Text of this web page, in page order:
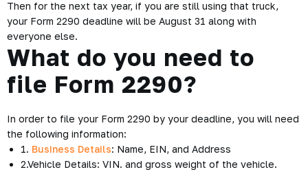
Then for the next tax year, if you are still using that truck,
your Form 2290 deadline will be August 31 along with
everyone else.
What do you need to
file Form 2290?
In order to file your Form 2290 by your deadline, you will need
the following information:
1. Business Details: Name, EIN, and Address
2.Vehicle Details: VIN. and gross weight of the vehicle.